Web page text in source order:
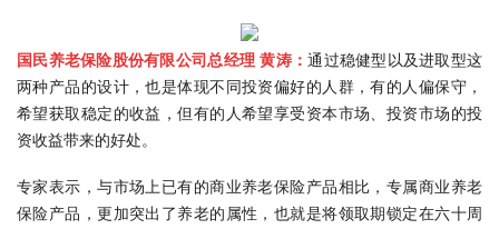
国民养老保险股份有限公司总经理 黄涛：通过稳健型以及进取型这
两种产品的设计，也是体现不同投资偏好的人群，有的人偏保守，
希望获取稳定的收益，但有的人希望享受资本市场、投资市场的投
资收益带来的好处。
专家表示，与市场上已有的商业养老保险产品相比，专属商业养老
保险产品，更加突出了养老的属性，也就是将领取期锁定在六十周